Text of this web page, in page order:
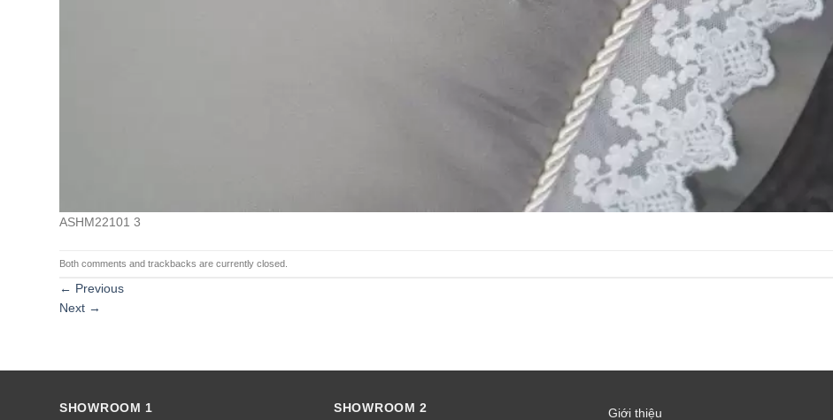
ASHM22101 3
Both comments and trackbacks are currently closed.
← Previous
Next →
SHOWROOM 1 SHOWROOM 2 Giới thiệu